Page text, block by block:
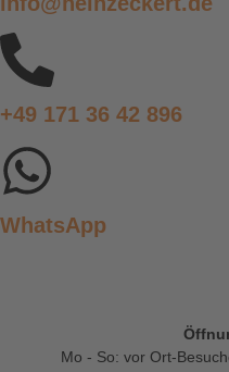
+49 171 36 42 896
WhatsApp
Mo - So: vor Ort-